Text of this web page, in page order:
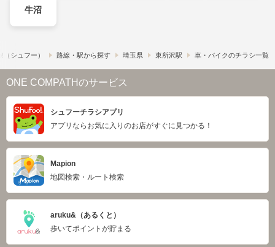
牛沼
シュフー） 路線・駅から探す 埼玉県 東所沢駅 車・バイクのチラシ一覧
ONE COMPATHのサービス
シュフーチラシアプリ
アプリならお気に入りのお店がすぐに見つかる！
Mapion
地図検索・ルート検索
aruku&（あるくと）
歩いてポイントが貯まる